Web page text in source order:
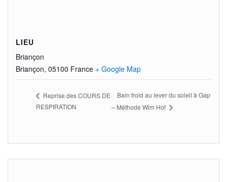
LIEU
Briançon
Briançon, 05100 France + Google Map
Reprise des COURS DE
RESPIRATION
Bain froid au lever du soleil à Gap
– Méthode Wim Hof